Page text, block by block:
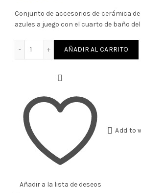
Conjunto de accesorios de cerámica
azules a juego con el cuarto de baño
Azul para Baños cantidad
AÑADIR AL CARRITO
Añadir a la lista de deseos
Add to